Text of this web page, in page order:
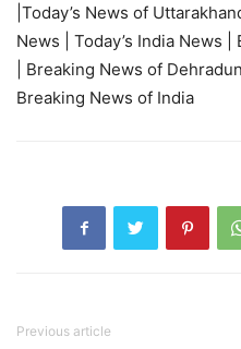
|Today’s News of
News | Today’s India News
| Breaking News of
Breaking News of India
Previous article